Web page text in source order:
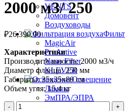
VENTS
Домовент
Воздуховоды
MagicAir
ProActive
Nano Filter
KLEVER
Освещение
Лампы
ЭмПРА/ЭПРА
2000 м3/ 250
₽26,390.00
Характеристики
Производительность: 2000 м3/ч
Диаметр фланца: 250 мм
Габариты: 35x35x80 см
Объем угля: 15,4 кг
Количество